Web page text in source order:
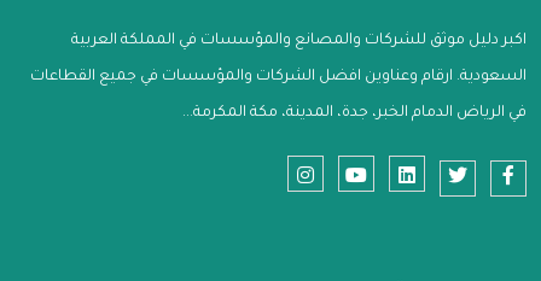
اكبر دليل موثق للشركات والمصانع والمؤسسات في المملكة العربية
السعودية. ارقام وعناوين افضل الشركات والمؤسسات في جميع القطاعات
في الرياض الدمام الخبر، جدة، المدينة، مكة المكرمة...